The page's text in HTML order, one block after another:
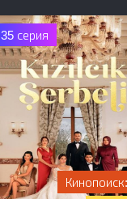
35 серия